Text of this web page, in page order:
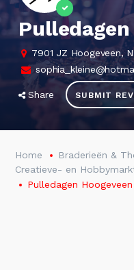
7901 JZ Hoogeveen,
Share SUBMIT
Home Braderieën &
Creatieve- en
Pulledagen Hoogeveen